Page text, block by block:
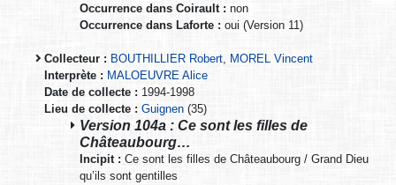
Occurrence dans Coirault : non
Occurrence dans Laforte : oui (Version 11)
Collecteur : BOUTHILLIER Robert, MOREL Vincent
Interprète : MALOEUVRE Alice
Date de collecte : 1994-1998
Lieu de collecte : Guignen (35)
Version 104a : Ce sont les filles de
Châteaubourg…
Incipit : Ce sont les filles de Châteaubourg / Grand Dieu
qu’ils sont gentilles